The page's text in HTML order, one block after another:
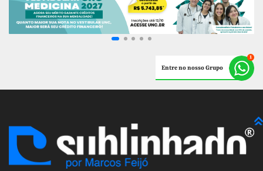
Entre no nosso Grupo